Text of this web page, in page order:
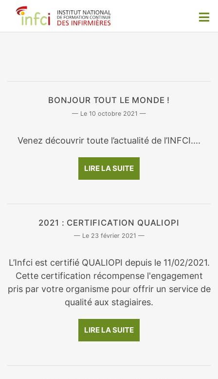
BONJOUR TOUT LE MONDE !
10 octobre 2021
Venez découvrir toute l’actualité de l’INFCI....
LIRE LA SUITE
2021 : CERTIFICATION QUALIOPI
23 février 2021
L’Infci est certifié QUALIOPI depuis le 11/02/2021.
Cette certification récompense l'engagement
pris par votre organisme pour offrir un service de
qualité aux stagiaires.
LIRE LA SUITE